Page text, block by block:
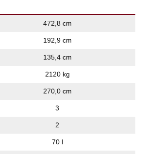
472,8 cm
192,9 cm
135,4 cm
2120 kg
270,0 cm
3
2
70 l